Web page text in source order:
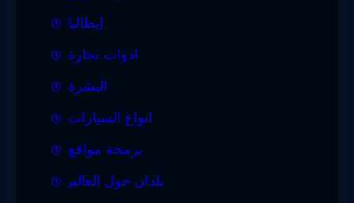
إيطاليا
ادوات نجارة
البشرة
انواع السيارات
برمجة مواقع
بلدان حول العالم